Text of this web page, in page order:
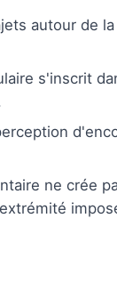
autour de
s'inscrit
ne crée